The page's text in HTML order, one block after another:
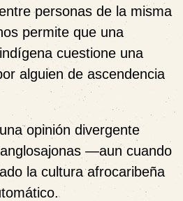
personas de la misma
permite que una
cuestione una
alguien de ascendencia
opinión divergente
—aun cuando
la cultura afrocaribeña